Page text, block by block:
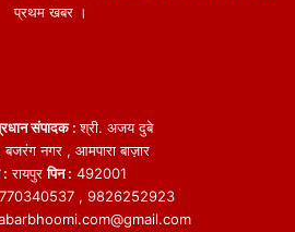
प्रथम खबर ।
संपादक :श्री. अजय दुबे
बजरंग नगर , आमपारा बाज़ार
: रायपुरपिन : 492001
, 9826252923